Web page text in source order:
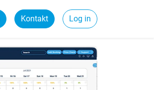
Kontakt Log in